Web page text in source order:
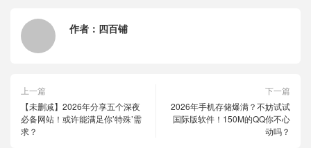
作者： 四百铺
上一篇
【未删减】2026年分享五个深夜
必备网站！或许能满足你’特殊’需
求？
下一篇
2026年手机存储爆满？不妨试试
国际版软件！150M的QQ你不心
动吗？